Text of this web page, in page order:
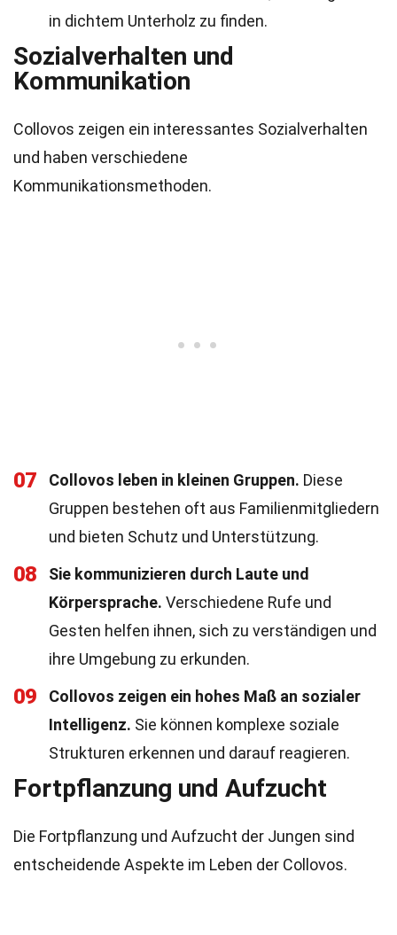
in dichtem Unterholz zu finden.
Sozialverhalten und
Kommunikation
Collovos zeigen ein interessantes Sozialverhalten
und haben verschiedene
Kommunikationsmethoden.
07 Collovos leben in kleinen Gruppen. Diese
Gruppen bestehen oft aus Familienmitgliedern
und bieten Schutz und Unterstützung.
08
Sie kommunizieren durch Laute und
Körpersprache. Verschiedene Rufe und
Gesten helfen ihnen, sich zu verständigen und
ihre Umgebung zu erkunden.
09
Collovos zeigen ein hohes Maß an sozialer
Intelligenz. Sie können komplexe soziale
Strukturen erkennen und darauf reagieren.
Fortpflanzung und Aufzucht
Die Fortpflanzung und Aufzucht der Jungen sind
entscheidende Aspekte im Leben der Collovos.